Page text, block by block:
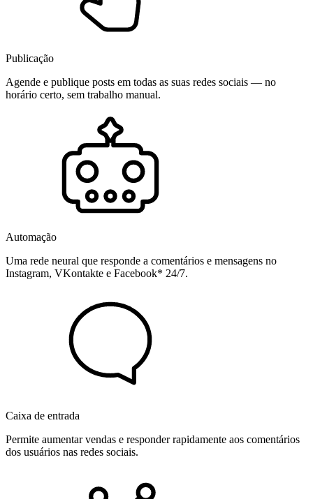
Publicação
Agende e publique posts em todas as suas redes sociais — no
horário certo, sem trabalho manual.
Automação
Uma rede neural que responde a comentários e mensagens no
Instagram, VKontakte e Facebook* 24/7.
Caixa de entrada
Permite aumentar vendas e responder rapidamente aos comentários
dos usuários nas redes sociais.